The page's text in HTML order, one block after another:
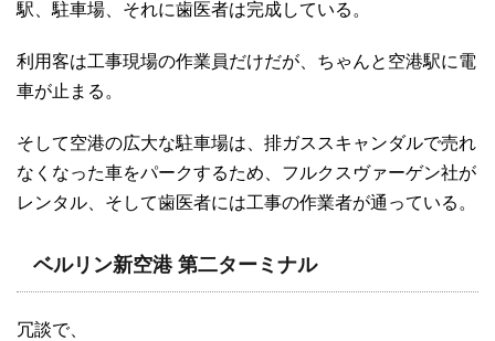
駅、駐車場、それに歯医者は完成している。
利用客は工事現場の作業員だけだが、ちゃんと空港駅に電
車が止まる。
そして空港の広大な駐車場は、排ガススキャンダルで売れ
なくなった車をパークするため、フルクスヴァーゲン社が
レンタル、そして歯医者には工事の作業者が通っている。
ベルリン新空港 第二ターミナル
冗談で、